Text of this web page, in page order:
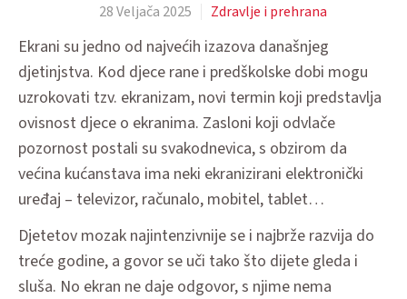
28 Veljača 2025 Zdravlje i prehrana
Ekrani su jedno od najvećih izazova današnjeg
djetinjstva. Kod djece rane i predškolske dobi mogu
uzrokovati tzv. ekranizam, novi termin koji predstavlja
ovisnost djece o ekranima. Zasloni koji odvlače
pozornost postali su svakodnevica, s obzirom da
većina kućanstava ima neki ekranizirani elektronički
uređaj – televizor, računalo, mobitel, tablet…
Djetetov mozak najintenzivnije se i najbrže razvija do
treće godine, a govor se uči tako što dijete gleda i
sluša. No ekran ne daje odgovor, s njime nema